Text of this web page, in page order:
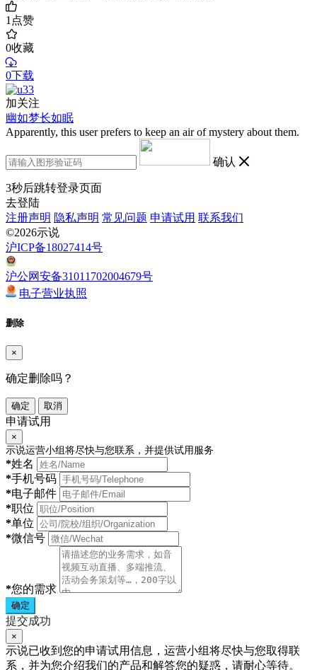
1点赞
0收藏
0下载
加关注
幽如梦长如眠
Apparently, this user prefers to keep an air of mystery about them.
确认
3秒后跳转登录页面
去登陆
注册声明 隐私声明 常见问题 申请试用 联系我们
©2026示说
沪ICP备18027414号
沪公网安备31011702004679号
电子营业执照
删除
×
确定删除吗？
确定 取消
申请试用
×
示说运营小组将尽快与您联系，并提供试用服务
*姓名
*手机号码
*电子邮件
*职位
*单位
*微信号
*您的需求
确定
提交成功
×
示说已收到您的申请试用信息，运营小组将尽快与您取得联
系，并为您介绍我们的产品和解答您的疑惑，请耐心等待。